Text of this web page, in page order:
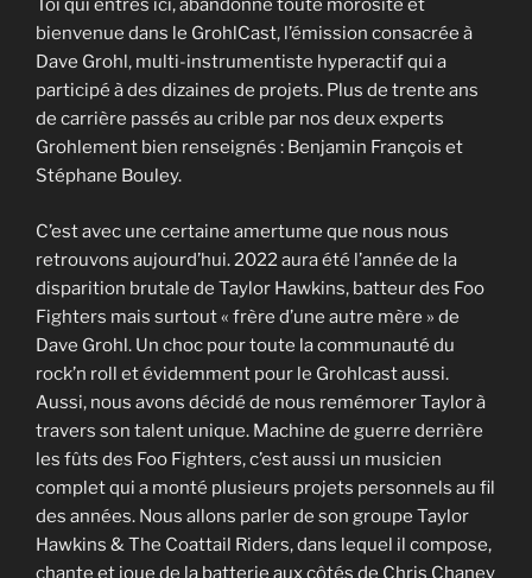
Toi qui entres ici, abandonne toute morosité et
bienvenue dans le GrohlCast, l’émission consacrée à
Dave Grohl, multi-instrumentiste hyperactif qui a
participé à des dizaines de projets. Plus de trente ans
de carrière passés au crible par nos deux experts
Grohlement bien renseignés : Benjamin François et
Stéphane Bouley.
C’est avec une certaine amertume que nous nous
retrouvons aujourd’hui. 2022 aura été l’année de la
disparition brutale de Taylor Hawkins, batteur des Foo
Fighters mais surtout « frère d’une autre mère » de
Dave Grohl. Un choc pour toute la communauté du
rock’n roll et évidemment pour le Grohlcast aussi.
Aussi, nous avons décidé de nous remémorer Taylor à
travers son talent unique. Machine de guerre derrière
les fûts des Foo Fighters, c’est aussi un musicien
complet qui a monté plusieurs projets personnels au fil
des années. Nous allons parler de son groupe Taylor
Hawkins & The Coattail Riders, dans lequel il compose,
chante et joue de la batterie aux côtés de Chris Chaney